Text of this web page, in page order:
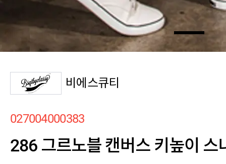
비에스큐티
027004000383
286 그르노블 캔버스 키높이 스